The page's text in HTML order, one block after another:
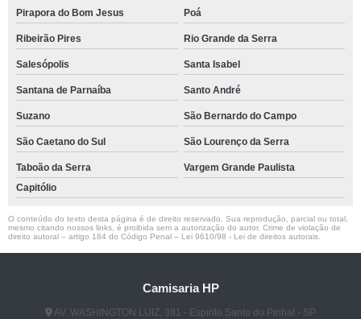
Pirapora do Bom Jesus Poá
Ribeirão Pires Rio Grande da Serra
Salesópolis Santa Isabel
Santana de Parnaíba Santo André
Suzano São Bernardo do Campo
São Caetano do Sul São Lourenço da Serra
Taboão da Serra
Vargem Grande Paulista
Capitólio
O conteúdo do texto desta página é de direito reservado. Sua reprodução, parcial ou total,
mesmo citando nossos links, é proibida sem a autorização do autor. Crime de violação de
direito autoral – artigo 184 do Código Penal – Lei 9610/98 - Lei de direitos autorais
Camisaria HP
AV. WASHINGTON LUIZ, 381 - Espírito Santo do Pinhal - SP